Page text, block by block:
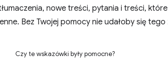
nowe treści, pytania i treści, które
Bez Twojej pomocy nie udałoby się
Czy te wskazówki były pomocne?